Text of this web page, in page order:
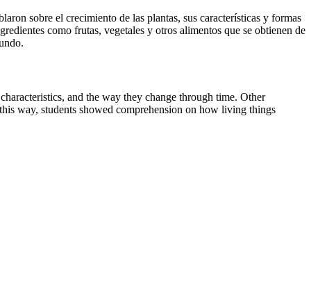
sobre el crecimiento de las plantas, sus características y formas
como frutas, vegetales y otros alimentos que se obtienen de
and the way they change through time. Other
way, students showed comprehension on how living things